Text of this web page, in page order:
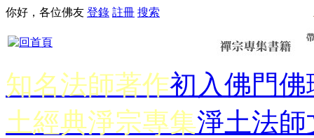
你好，各位佛友 登錄 註冊 搜索
知名法師著作初入佛門佛
土經典淨宗專集淨土法師